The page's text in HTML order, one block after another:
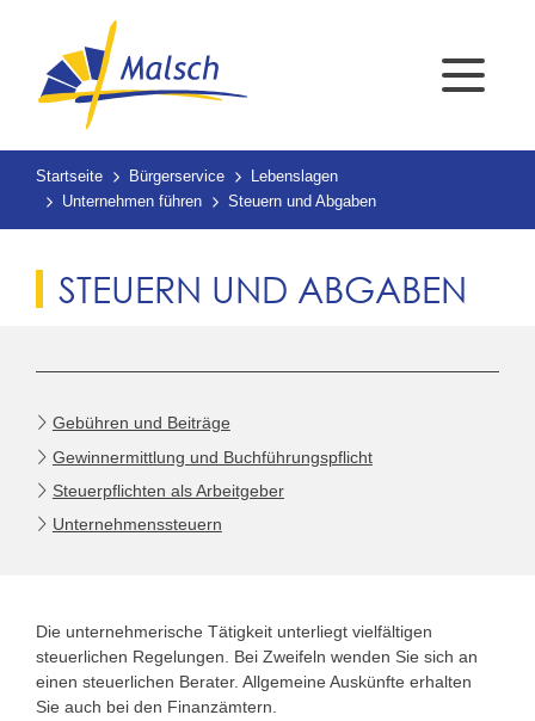
Startseite Bürgerservice
Lebenslagen
Unternehmen führen
Steuern und Abgaben
STEUERN UND ABGABEN
Gebühren und Beiträge
Gewinnermittlung und Buchführungspflicht
Steuerpflichten als Arbeitgeber
Unternehmenssteuern
Die unternehmerische Tätigkeit unterliegt vielfältigen
steuerlichen Regelungen. Bei Zweifeln wenden Sie sich an
einen steuerlichen Berater. Allgemeine Auskünfte erhalten
Sie auch bei den Finanzämtern.